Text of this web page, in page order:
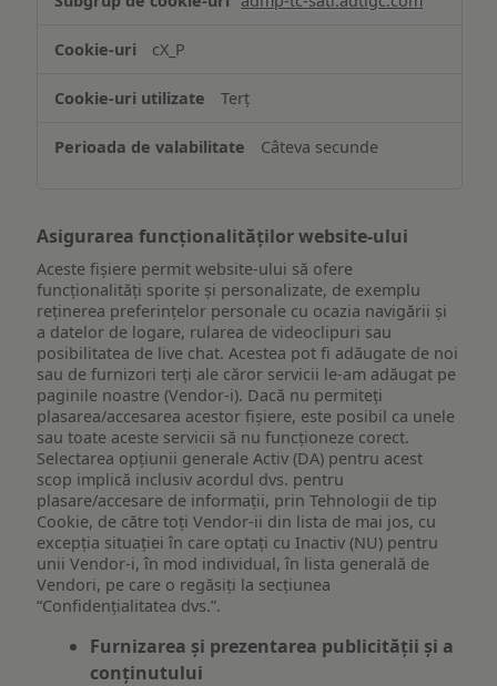
și/sau
informațiilor
pe
dispozitiv
cX_P
Terț
Câteva secunde
Asigurarea funcționalităților website-ului
Aceste fișiere permit website-ului să ofere
funcționalități sporite și personalizate, de exemplu
reţinerea preferinţelor personale cu ocazia navigării și
a datelor de logare, rularea de videoclipuri sau
posibilitatea de live chat. Acestea pot fi adăugate de noi
sau de furnizori terți ale căror servicii le-am adăugat pe
paginile noastre (Vendor-i). Dacă nu permiteți
plasarea/accesarea acestor fișiere, este posibil ca unele
sau toate aceste servicii să nu funcționeze corect.
Selectarea opțiunii generale Activ (DA) pentru acest
scop implică inclusiv acordul dvs. pentru
plasare/accesare de informații, prin Tehnologii de tip
Cookie, de către toți Vendor-ii din lista de mai jos, cu
excepția situației în care optați cu Inactiv (NU) pentru
unii Vendor-i, în mod individual, în lista generală de
Vendori, pe care o regăsiți la secțiunea
“Confidențialitatea dvs.”.
Furnizarea și prezentarea publicității și a
conținutului